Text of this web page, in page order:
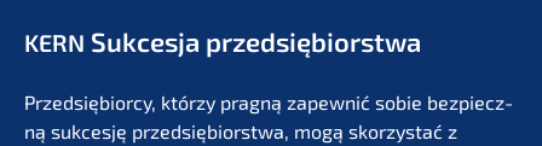
KERN Sukces­ja przedsiębiorstwa
Przedsię­bi­or­cy, którzy pragną zapew­nić sobie bezpiecz­
ną sukces­ję przedsię­bi­orst­wa, mogą skorzystać z